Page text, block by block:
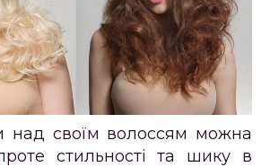
над своїм волоссям можна
стильності та шику в